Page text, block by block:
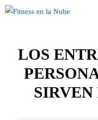
Saltar
LOS
SIRVEN